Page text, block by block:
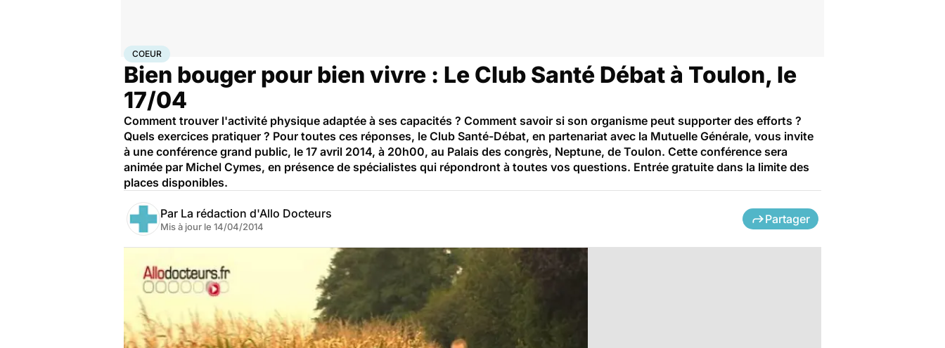
AccueilBien-être
COEUR
Bien bouger pour bien vivre : Le Club Santé Débat à Toulon, le
17/04
Comment trouver l'activité physique adaptée à ses capacités ? Comment savoir si son organisme peut supporter des efforts ?
Quels exercices pratiquer ? Pour toutes ces réponses, le Club Santé-Débat, en partenariat avec la Mutuelle Générale, vous invite
à une conférence grand public, le 17 avril 2014, à 20h00, au Palais des congrès, Neptune, de Toulon. Cette conférence sera
animée par Michel Cymes, en présence de spécialistes qui répondront à toutes vos questions. Entrée gratuite dans la limite des
places disponibles.
Par La rédaction d'Allo Docteurs
Mis à jour le 14/04/2014
Partager